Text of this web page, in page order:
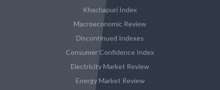
Khachapuri Index
Macroeconomic Review
Discontinued Indexes
Consumer Confidence Index
Electricity Market Review
Energy Market Review